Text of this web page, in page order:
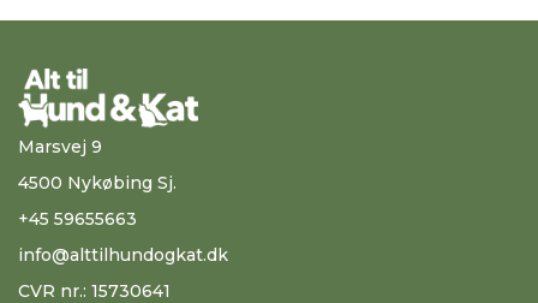
Marsvej 9
4500 Nykøbing Sj.
+45 59655663
info@alttilhundogkat.dk
CVR nr.: 15730641